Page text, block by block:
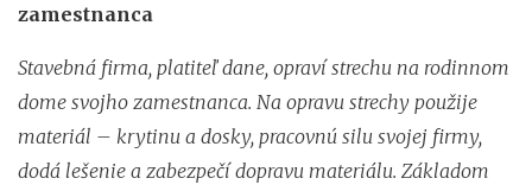
zamestnanca
Stavebná firma, platiteľ dane, opraví strechu na rodinnom
dome svojho zamestnanca. Na opravu strechy použije
materiál – krytinu a dosky, pracovnú silu svojej firmy,
dodá lešenie a zabezpečí dopravu materiálu. Základom